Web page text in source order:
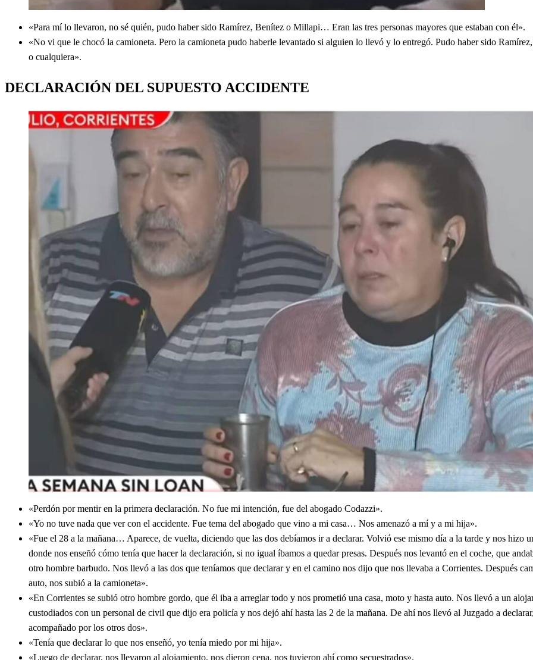
«Para mí lo llevaron, no sé quién, pudo haber sido Ramírez, Benítez o Millapi… Eran las tres personas mayores que estaban con él».
«No vi que le chocó la camioneta. Pero la camioneta pudo haberle levantado si alguien lo llevó y lo entregó. Pudo haber sido
o cualquiera».
DECLARACIÓN DEL SUPUESTO ACCIDENTE
«Perdón por mentir en la primera declaración. No fue mi intención, fue del abogado Codazzi».
«Yo no tuve nada que ver con el accidente. Fue tema del abogado que vino a mi casa… Nos amenazó a mí y a mi hija».
«Fue el 28 a la mañana… Aparece, de vuelta, diciendo que las dos debíamos ir a declarar. Volvió ese mismo día a la tarde y nos hizo
donde nos enseñó cómo tenía que hacer la declaración, si no igual íbamos a quedar presas. Después nos levantó en el coche, que
otro hombre barbudo. Nos llevó a las dos que teníamos que declarar y en el camino nos dijo que nos llevaba a Corrientes. Después
auto, nos subió a la camioneta».
«En Corrientes se subió otro hombre gordo, que él iba a arreglar todo y nos prometió una casa, moto y hasta auto. Nos llevó a un
custodiados con un personal de civil que dijo era policía y nos dejó ahí hasta las 2 de la mañana. De ahí nos llevó al Juzgado a declarar,
acompañado por los otros dos».
«Tenía que declarar lo que nos enseñó, yo tenía miedo por mi hija».
«Luego de declarar, nos llevaron al alojamiento, nos dieron cena, nos tuvieron ahí como secuestrados».